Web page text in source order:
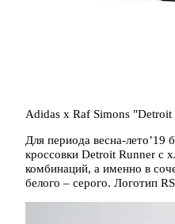
Adidas x Raf Simons "Detroit
Для периода весна-
кроссовки Detroit Runner с
комбинаций, а именно в
белого – серого. Логотип